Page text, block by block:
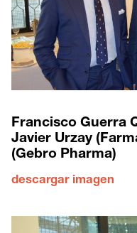
Francisco Guerra
Javier Urzay
(Gebro Pharma)
descargar imagen